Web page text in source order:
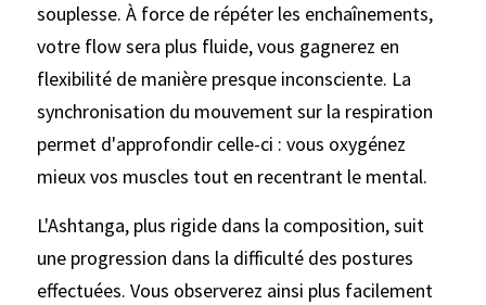
souplesse. À force de répéter les enchaînements,
votre flow sera plus fluide, vous gagnerez en
flexibilité de manière presque inconsciente. La
synchronisation du mouvement sur la respiration
permet d'approfondir celle-ci : vous oxygénez
mieux vos muscles tout en recentrant le mental.
L'Ashtanga, plus rigide dans la composition, suit
une progression dans la difficulté des postures
effectuées. Vous observerez ainsi plus facilement